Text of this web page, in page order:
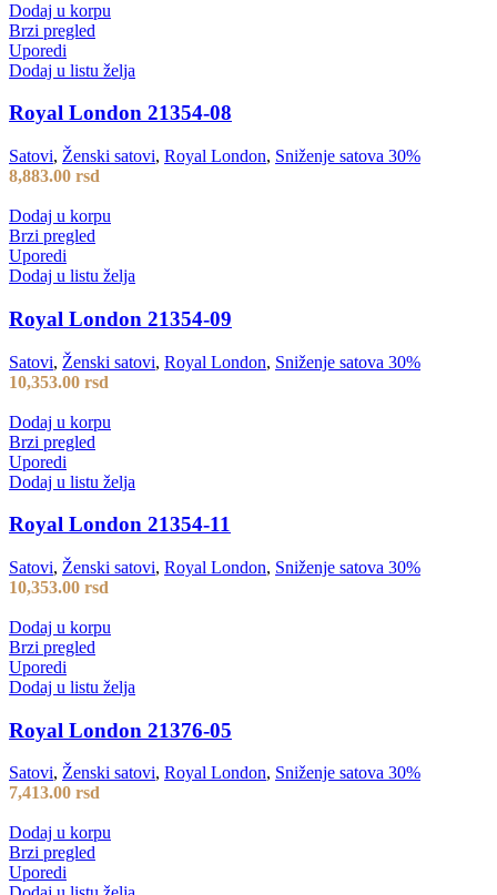
Dodaj u korpu
Brzi pregled
Uporedi
Dodaj u listu želja
Royal London 21354-08
Satovi, Ženski satovi, Royal London, Sniženje satova 30%
8,883.00 rsd
Dodaj u korpu
Brzi pregled
Uporedi
Dodaj u listu želja
Royal London 21354-09
Satovi, Ženski satovi, Royal London, Sniženje satova 30%
10,353.00 rsd
Dodaj u korpu
Brzi pregled
Uporedi
Dodaj u listu želja
Royal London 21354-11
Satovi, Ženski satovi, Royal London, Sniženje satova 30%
10,353.00 rsd
Dodaj u korpu
Brzi pregled
Uporedi
Dodaj u listu želja
Royal London 21376-05
Satovi, Ženski satovi, Royal London, Sniženje satova 30%
7,413.00 rsd
Dodaj u korpu
Brzi pregled
Uporedi